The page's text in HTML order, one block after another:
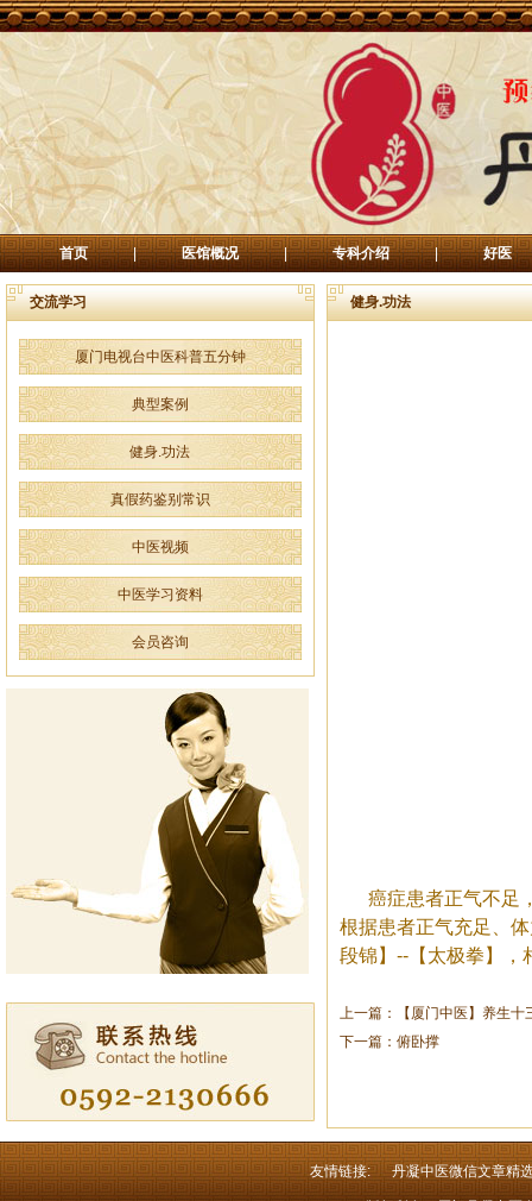
首页 | 医馆概况 | 专科介绍 | 好医
交流学习
厦门电视台中医科普五分钟
典型案例
健身.功法
真假药鉴别常识
中医视频
中医学习资料
会员咨询
健身.功法
癌症患者正气不足
根据患者正气充足、
段锦】--【太极拳】，
上一篇：【厦门中医】养生十
下一篇：俯卧撑
友情链接: 丹凝中医微信文章精